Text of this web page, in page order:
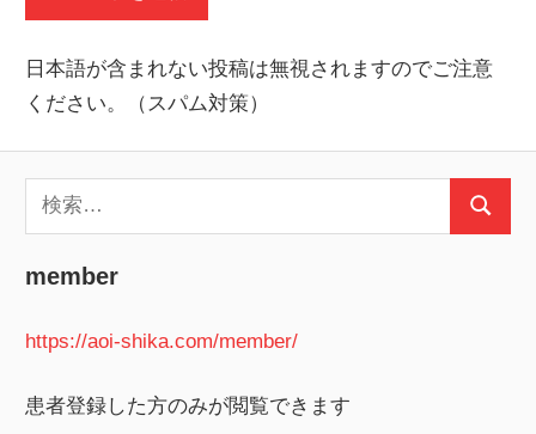
日本語が含まれない投稿は無視されますのでご注意
ください。（スパム対策）
索:
検
member
https://aoi-shika.com/member/
患者登録した方のみが閲覧できます